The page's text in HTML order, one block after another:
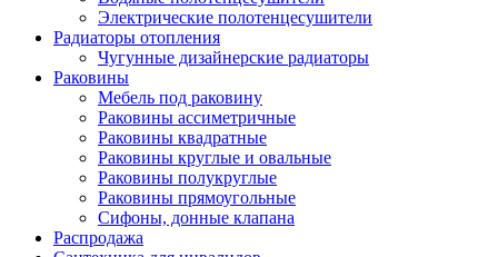
Электрические полотенцесушители
Радиаторы отопления
Чугунные дизайнерские радиаторы
Раковины
Мебель под раковину
Раковины ассиметричные
Раковины квадратные
Раковины круглые и овальные
Раковины полукруглые
Раковины прямоугольные
Сифоны, донные клапана
Распродажа